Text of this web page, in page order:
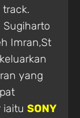
Sugiharto
Imran,St
yang
iaitu SONY